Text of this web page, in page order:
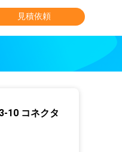
見積依頼
10 コネクタ